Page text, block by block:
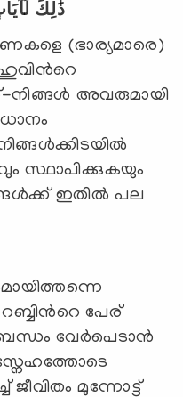
ذَٰلِكَ
(ഭാര്യമാരെ)
നിങ്ങള്‍ അവരുമായി
സ്ഥാപിക്കുകയും
ഇതില്‍ പല
പേര്
വേര്‍പെടാന്‍
ജീവിതം മുന്നോട്ട്